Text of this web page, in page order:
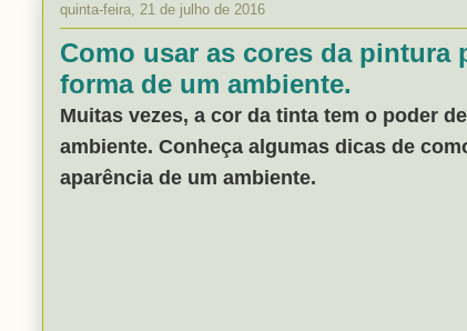
quinta-feira, 21 de julho de 2016
Como usar as cores da pintura
forma de um ambiente.
Muitas vezes, a cor da tinta tem o poder
ambiente. Conheça algumas dicas de
aparência de um ambiente.